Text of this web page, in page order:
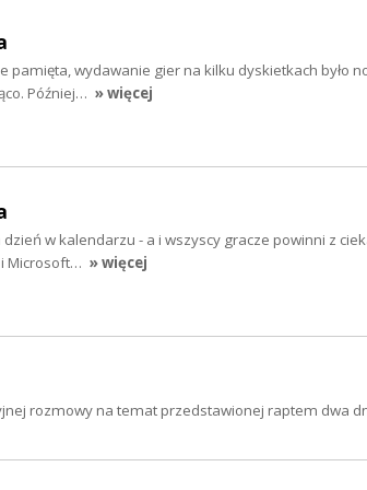
pamięta, wydawanie gier na kilku dyskietkach było
Później… » więcej
w kalendarzu - a i wszyscy gracze powinni z
Microsoft… » więcej
rozmowy na temat przedstawionej raptem dwa